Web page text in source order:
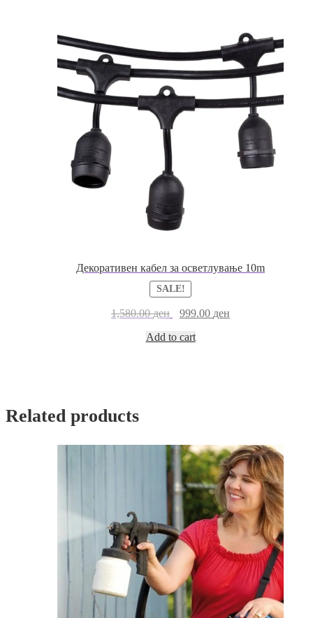
Декоративен кабел за осветлување 10m
SALE!
1,580.00ден
Original
was:
999.00 денCurrent
Add to cart
Related products